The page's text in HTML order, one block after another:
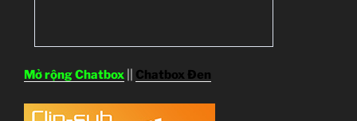
Mở rộng Chatbox Chatbox Đen